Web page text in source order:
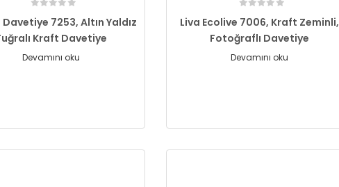
7253, Altın Yaldız
Kraft Davetiye
Devamını oku
Liva Ecolive 7006, Kraft Zeminli,
Fotoğraflı Davetiye
Devamını oku